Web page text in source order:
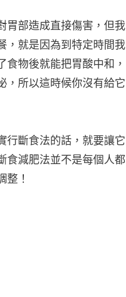
胃部造成直接傷害，但我
，就是因為到特定時間我
物後就能把胃酸中和，
，所以這時候你沒有給它
行斷食法的話，就要讓它
食減肥法並不是每個人都
整！